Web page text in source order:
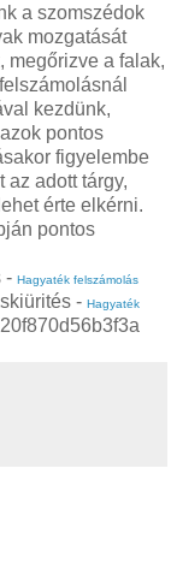
a szomszédok
mozgatását
megőrizve a falak,
kezdünk,
pontos
figyelembe
az adott tárgy,
érte elkérni.
pontos
- Hagyaték felszámolás
- Hagyaték